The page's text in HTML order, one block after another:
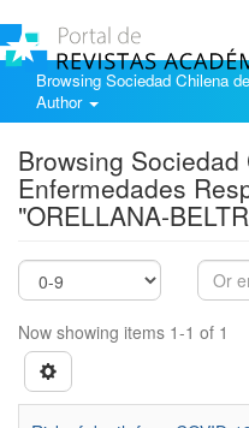
Browsing Sociedad Chilena
Author
Browsing Sociedad
Enfermedades
"ORELLANA-
Now showing items 1-1 of 1